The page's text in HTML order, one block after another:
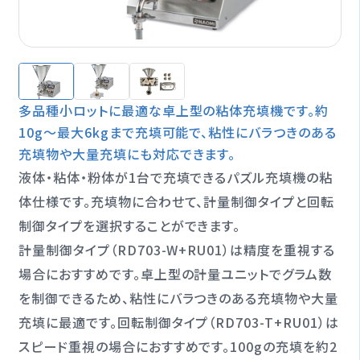
多品種小ロットに最適な卓上型の粘体充填機です。約
10g～最大6kgまで充填可能で、粘性にバラつきのある
充填物や大量充填にも対応できます。
液体・粘体・粉体が1台で充填できるパズル充填機の粘
体仕様です。充填物に合わせて、計量制御タイプと回転
制御タイプを選択することができます。
計量制御タイプ（RD703-W+RU01）は精度を重視する
場合におすすめです。卓上型の計量ユニットでグラム数
を制御できるため、粘性にバラつきのある充填物や大量
充填に最適です。回転制御タイプ（RD703-T+RU01）は
スピード重視の場合におすすめです。100gの充填を約2